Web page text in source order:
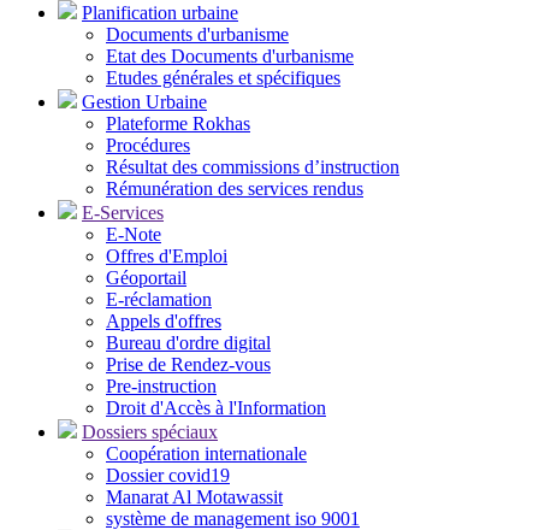
Planification urbaine
Documents d'urbanisme
Etat des Documents d'urbanisme
Etudes générales et spécifiques
Gestion Urbaine
Plateforme Rokhas
Procédures
Résultat des commissions d’instruction
Rémunération des services rendus
E-Services
E-Note
Offres d'Emploi
Géoportail
E-réclamation
Appels d'offres
Bureau d'ordre digital
Prise de Rendez-vous
Pre-instruction
Droit d'Accès à l'Information
Dossiers spéciaux
Coopération internationale
Dossier covid19
Manarat Al Motawassit
système de management iso 9001